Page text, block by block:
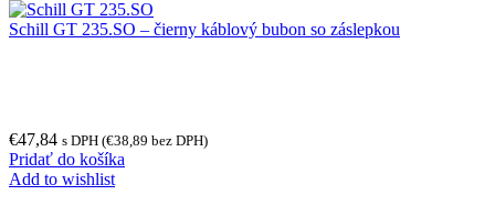
Schill GT 235.SO – čierny káblový bubon so záslepkou
€47,84 s DPH (€38,89 bez DPH)
Pridať do košíka
Add to wishlist